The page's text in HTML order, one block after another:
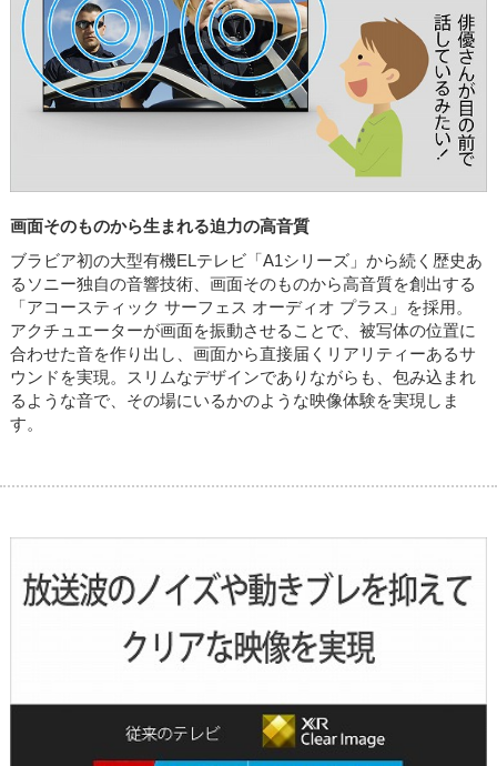
画面そのものから生まれる迫力の高音質
ブラビア初の大型有機ELテレビ「A1シリーズ」から続く歴史あ
るソニー独自の音響技術、画面そのものから高音質を創出する
「アコースティック サーフェス オーディオ プラス」を採用。
アクチュエーターが画面を振動させることで、被写体の位置に
合わせた音を作り出し、画面から直接届くリアリティーあるサ
ウンドを実現。スリムなデザインでありながらも、包み込まれ
るような音で、その場にいるかのような映像体験を実現しま
す。